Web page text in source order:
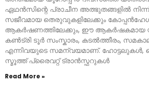
ഏഥൻസിന്റെ പ്രാചീന അത്ഭുതങ്ങളിൽ
സജീവമായ തെരുവുകളിലേക്കും
ആകർഷണത്തിലേക്കും, ഈ ആകർഷകമായ
കൺട്രി ടൂർ സംസ്കാരം, കടൽത്തീരം,
എന്നിവയുടെ സമന്വയമാണ്. ഹോട്ടലുകൾ,
സ്മൂത്ത് പ്രൈവറ്റ് ട്രാൻസ്ഫറുകൾ
Read More »